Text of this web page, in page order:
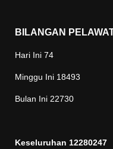
BILANGAN
Hari Ini 74
Minggu Ini 18493
Bulan Ini 22730
Keseluruhan 12280247